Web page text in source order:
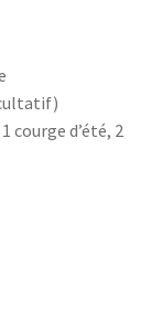
courge d’été, 2